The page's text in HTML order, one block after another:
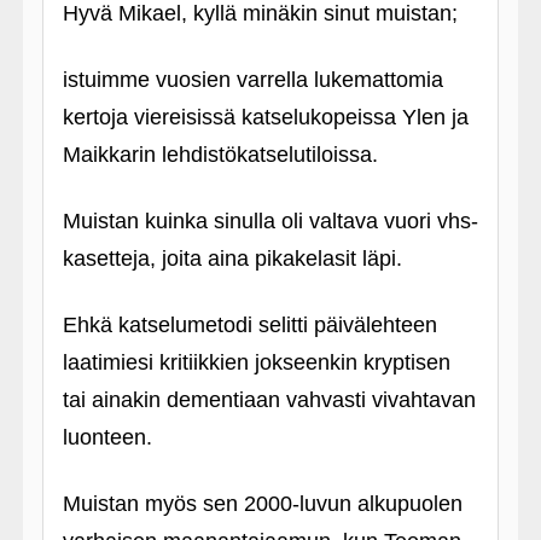
Hyvä Mikael, kyllä minäkin sinut muistan;
istuimme vuosien varrella lukemattomia
kertoja viereisissä katselukopeissa Ylen ja
Maikkarin lehdistökatselutiloissa.
Muistan kuinka sinulla oli valtava vuori vhs-
kasetteja, joita aina pikakelasit läpi.
Ehkä katselumetodi selitti päivälehteen
laatimiesi kritiikkien jokseenkin kryptisen
tai ainakin dementiaan vahvasti vivahtavan
luonteen.
Muistan myös sen 2000-luvun alkupuolen